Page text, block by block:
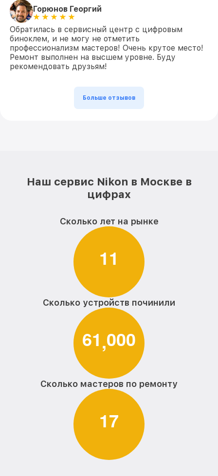
Горюнов Георгий
Обратилась в сервисный центр с цифровым
биноклем, и не могу не отметить
профессионализм мастеров! Очень крутое место!
Ремонт выполнен на высшем уровне. Буду
рекомендовать друзьям!
Больше отзывов
Наш сервис Nikon в Москве в
цифрах
Сколько лет на рынке
11
Сколько устройств починили
61,000
Сколько мастеров по ремонту
17